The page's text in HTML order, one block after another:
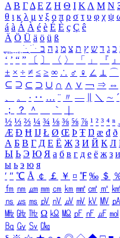
Α Β ΓΔ Ε Ζ Η Θ Ι ΚΛ Μ Ν
θ ι κ λ μ ν ξ ο π ρ σ τ υ φ χ ψ
á à Á À é è É È ç Ç ê
Ä Ö Ü ä ö ü ß
ִֶֹ ֻּ ׁׂ כ ג ד ש ץ ת צ מ נ ה ב
‘ ’ “ ” 〔 〕 〈 〉 「 」 『 』
± × ÷ ≠ ≤ ≥ ∞ ∴ ♂ ♀ ∠ ⊥ ⌒
⊆ ⊇ ⊂ ⊃ ∪ ∩ ∧ ∨ ￢ ⇒ ⇔
、
。 · ‥ … ¨ 〃 ― ＼ ∼ ´
；
？ ＾ ｀
½ ⅓ ⅔ ¼ ¾ ⅛ ⅜ ⅝ ⅞ ¹ ² ³ ⁴ ⁿ ₁
Æ Ð Ħ Ĳ Ł Ø Œ Þ Ŧ Ŋ æ đ ð
А Б В Г Д Е Ё Ж З И Й К Л
Ы Ь Э Ю Я а б в г д е ё ж з и
ы ь э ю я
′ ″ ℃ Å ￠ ￡ ￥ ¤ ℉ ‰ ＄
㎙ ㎚ ㎛ ㎜ ㎝ ㎞ ㎟ ㎠ ㎡ ㎢
㎱ ㎲ ㎳ ㎴ ㎵ ㎶ ㎷ ㎸ ㎹ ㎀
㎒ ㎓ ㎔ Ω ㏀ ㏁ ㎊ ㎋ ㎌ ㏖
㏃ ㏉ ㏜ ㏆